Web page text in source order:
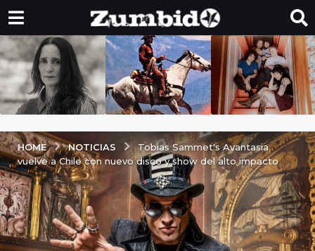
HOME NOTICIAS
Tobias Sammet's Avantasia
vuelve a Chile con nuevo disco y show del alto impacto